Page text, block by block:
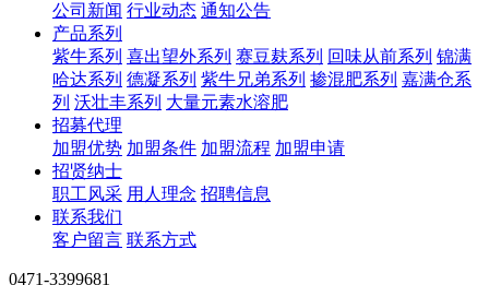
公司新闻 行业动态 通知公告
产品系列
紫牛系列 喜出望外系列 赛豆麸系列 回味从前系列 锦满
哈达系列 德凝系列 紫牛兄弟系列 掺混肥系列 嘉满仓系
列 沃壮丰系列 大量元素水溶肥
招募代理
加盟优势 加盟条件 加盟流程 加盟申请
招贤纳士
职工风采 用人理念 招聘信息
联系我们
客户留言 联系方式
0471-3399681